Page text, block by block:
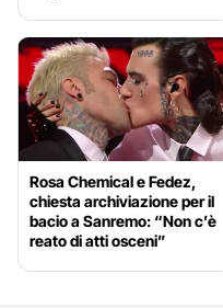
Rosa Chemical e Fedez,
chiesta archiviazione per il
bacio a Sanremo: “Non c’è
reato di atti osceni”